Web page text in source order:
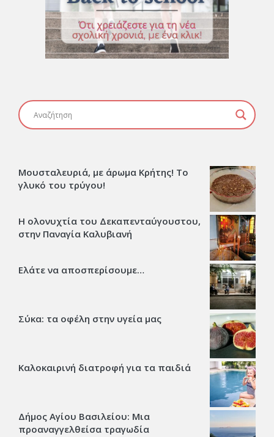
Μουσταλευριά, με άρωμα Κρήτης! Το
γλυκό του τρύγου!
Η ολονυχτία του Δεκαπενταύγουστου,
στην Παναγία Καλυβιανή
Ελάτε να αποσπερίσουμε…
Σύκα: τα οφέλη στην υγεία μας
Καλοκαιρινή διατροφή για τα παιδιά
Δήμος Αγίου Βασιλείου: Μια
προαναγγελθείσα τραγωδία